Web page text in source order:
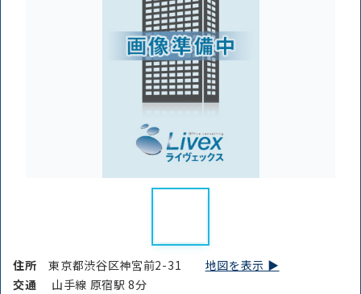
住所東京都渋谷区神宮前2-31 地図を表示 ▶︎
交通
山手線 原宿駅 8分